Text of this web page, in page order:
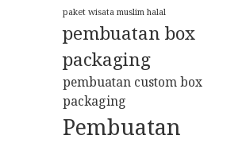
paket wisata muslim halal
pembuatan box
packaging
pembuatan custom box
packaging
Pembuatan